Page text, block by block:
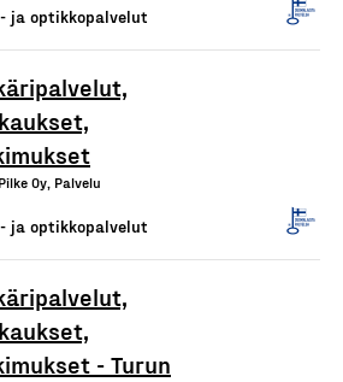
ja optikkopalvelut
Oy, Palvelu
ja optikkopalvelut
- Turun